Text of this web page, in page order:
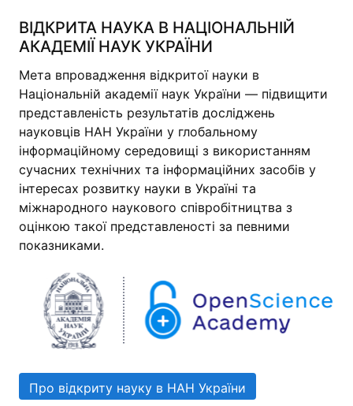
ВІДКРИТА НАУКА В НАЦІОНАЛЬНІЙ
АКАДЕМІЇ НАУК УКРАЇНИ
Мета впровадження відкритої науки в
Національній академії наук України — підвищити
представленість результатів досліджень
науковців НАН України у глобальному
інформаційному середовищі з використанням
сучасних технічних та інформаційних засобів у
інтересах розвитку науки в Україні та
міжнародного наукового співробітництва з
оцінкою такої представленості за певними
показниками.
Про відкриту науку в НАН України